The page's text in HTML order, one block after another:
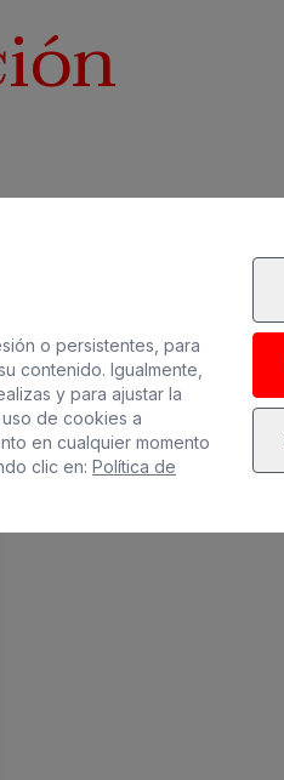
o persistentes, para
contenido. Igualmente,
y para ajustar la
de cookies a
en cualquier momento
clic en: Política de